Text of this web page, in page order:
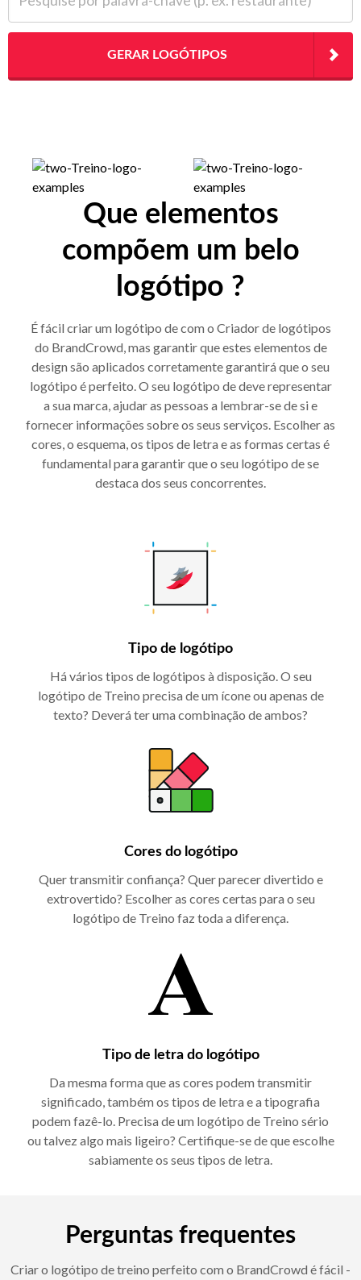
GERAR LOGÓTIPOS
Que elementos
compõem um belo
logótipo ?
É fácil criar um logótipo de com o Criador de logótipos
do BrandCrowd, mas garantir que estes elementos de
design são aplicados corretamente garantirá que o seu
logótipo é perfeito. O seu logótipo de deve representar
a sua marca, ajudar as pessoas a lembrar-se de si e
fornecer informações sobre os seus serviços. Escolher as
cores, o esquema, os tipos de letra e as formas certas é
fundamental para garantir que o seu logótipo de se
destaca dos seus concorrentes.
Tipo de logótipo
Há vários tipos de logótipos à disposição. O seu
logótipo de Treino precisa de um ícone ou apenas de
texto? Deverá ter uma combinação de ambos?
Cores do logótipo
Quer transmitir confiança? Quer parecer divertido e
extrovertido? Escolher as cores certas para o seu
logótipo de Treino faz toda a diferença.
Tipo de letra do logótipo
Da mesma forma que as cores podem transmitir
significado, também os tipos de letra e a tipografia
podem fazê-lo. Precisa de um logótipo de Treino sério
ou talvez algo mais ligeiro? Certifique-se de que escolhe
sabiamente os seus tipos de letra.
Perguntas frequentes
Criar o logótipo de treino perfeito com o BrandCrowd é fácil -